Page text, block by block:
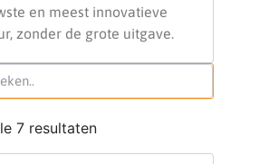
en meest innovatieve
zonder de grote uitgave.
7 resultaten